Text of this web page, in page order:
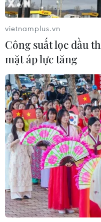
Chuyên gia: Khó
giữa Ấn Độ và
17/06/2020 08:11
Theo các nhà phân tích,
cuộc xung đột vũ trang
Quốc, bất chấp căng
lớn lần đầu tiên sau 40
vietnamplus.vn
Công suất lọc dầu
mặt áp lực tăng